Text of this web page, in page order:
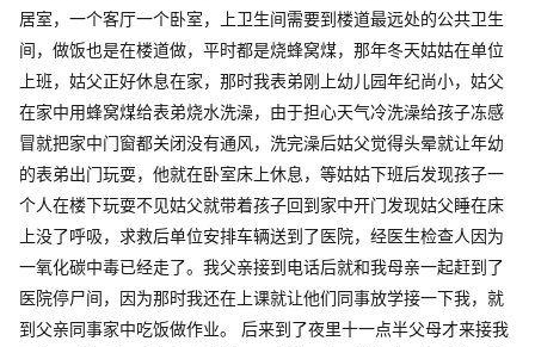
居室，一个客厅一个卧室，上卫生间需要到楼道最远处的公共卫生
间，做饭也是在楼道做，平时都是烧蜂窝煤，那年冬天姑姑在单位
上班，姑父正好休息在家，那时我表弟刚上幼儿园年纪尚小，姑父
在家中用蜂窝煤给表弟烧水洗澡，由于担心天气冷洗澡给孩子冻感
冒就把家中门窗都关闭没有通风，洗完澡后姑父觉得头晕就让年幼
的表弟出门玩耍，他就在卧室床上休息，等姑姑下班后发现孩子一
个人在楼下玩耍不见姑父就带着孩子回到家中开门发现姑父睡在床
上没了呼吸，求救后单位安排车辆送到了医院，经医生检查人因为
一氧化碳中毒已经走了。我父亲接到电话后就和我母亲一起赶到了
医院停尸间，因为那时我还在上课就让他们同事放学接一下我，就
到父亲同事家中吃饭做作业。 后来到了夜里十一点半父母才来接我